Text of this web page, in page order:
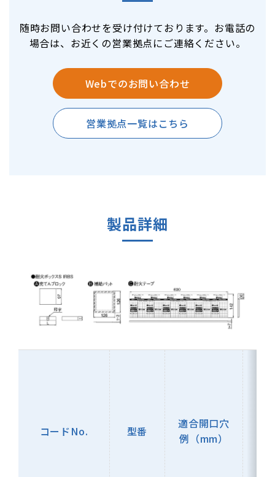
随時お問い合わせを受け付けております。お電話の
場合は、お近くの営業拠点にご連絡ください。
Webでのお問い合わせ
営業拠点一覧はこちら
製品詳細
コードNo. 型番
適合開口穴
例（mm）